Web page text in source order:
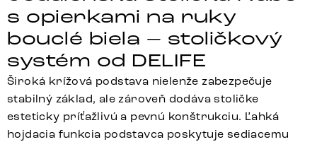
s opierkami na ruky
bouclé biela – stoličkový
systém od DELIFE
Široká krížová podstava nielenže zabezpečuje
stabilný základ, ale zároveň dodáva stoličke
esteticky príťažlivú a pevnú konštrukciu. Ľahká
hojdacia funkcia podstavca poskytuje sediacemu